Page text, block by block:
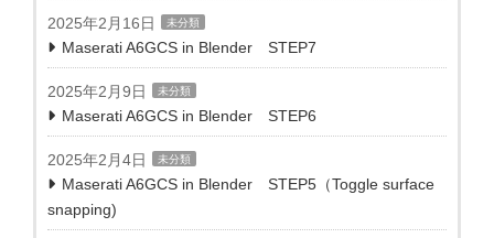
2025年2月16日 未分類
Maserati A6GCS in Blender STEP7
2025年2月9日 未分類
Maserati A6GCS in Blender STEP6
2025年2月4日 未分類
Maserati A6GCS in Blender STEP5（Toggle surface
snapping)